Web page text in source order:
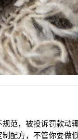
范，被投诉罚款
配方，不管你要